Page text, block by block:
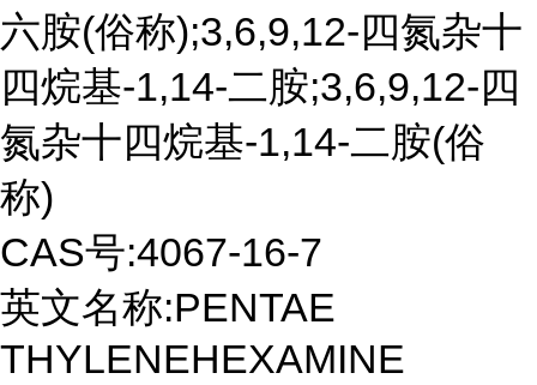
六胺(俗称);3,6,9,12-四氮杂十
四烷基-1,14-二胺;3,6,9,12-四
氮杂十四烷基-1,14-二胺(俗
称)
CAS号:4067-16-7
英文名称:PENTAE
THYLENEHEXAMINE